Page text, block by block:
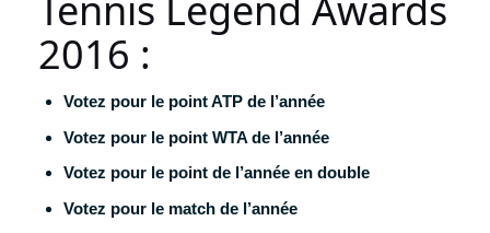
2016 :
Votez pour le point ATP de l’année
Votez pour le point WTA de l’année
Votez pour le point de l’année en double
Votez pour le match de l’année